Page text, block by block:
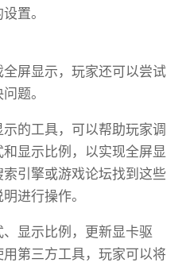
置。
屏显示，玩家还可以尝试
题。
的工具，可以帮助玩家调
显示比例，以实现全屏显
引擎或游戏论坛找到这些
进行操作。
显示比例，更新显卡驱
第三方工具，玩家可以将